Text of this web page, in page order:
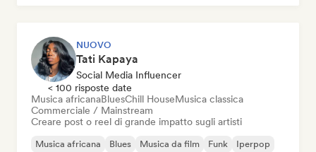
NUOVO
Tati Kapaya
Social Media Influencer
< 100 risposte date
Musica africanaBluesChill HouseMusica classica
Commerciale / Mainstream
Creare post o reel di grande impatto sugli artisti
Musica africana Blues Musica da film Funk Iperpop